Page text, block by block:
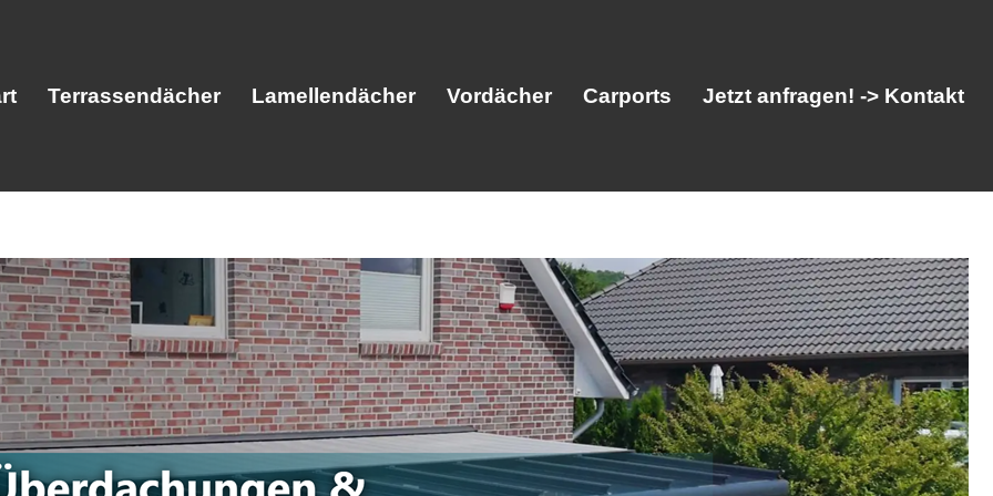
Terrassendächer Lamellendächer Vordächer Carports Jetzt anfragen! -> Kontakt